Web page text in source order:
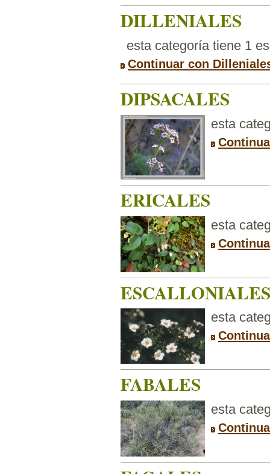
DILLENIALES
esta categoría tiene 1
Continuar con
DIPSACALES
esta
ERICALES
esta
ESCALLONIALES
esta
FABALES
esta